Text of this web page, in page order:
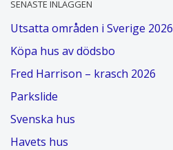
SENASTE INLÄGGEN
Utsatta områden i Sverige 2026
Köpa hus av dödsbo
Fred Harrison – krasch 2026
Parkslide
Svenska hus
Havets hus